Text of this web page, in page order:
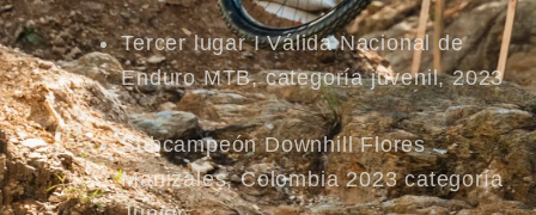
Tercer lugar I Válida Nacional de
Enduro MTB, categoría juvenil, 2023
Subcampeón Downhill Flores
Manizales, Colombia 2023 categoría